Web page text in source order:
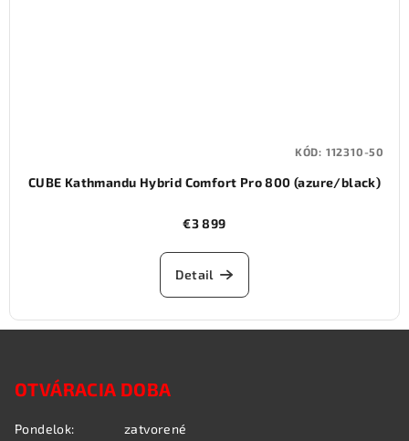
CUBE Kathmandu Hybrid Comfort Pro 800 (azure/black)
€3 899
Detail
KÓD: 112310-50
OTVÁRACIA DOBA
Pondelok:
zatvorené